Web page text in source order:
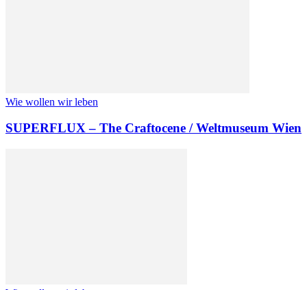
Wie wollen wir leben
SUPERFLUX – The Craftocene / Weltmuseum Wien